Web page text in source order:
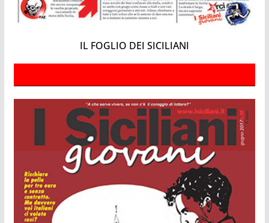
IL FOGLIO DEI SICILIANI